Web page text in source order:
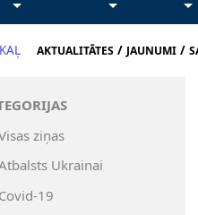
AKTUALITĀTES/ JAUNUMI/
ziņas
Ukrainai
Covid-19